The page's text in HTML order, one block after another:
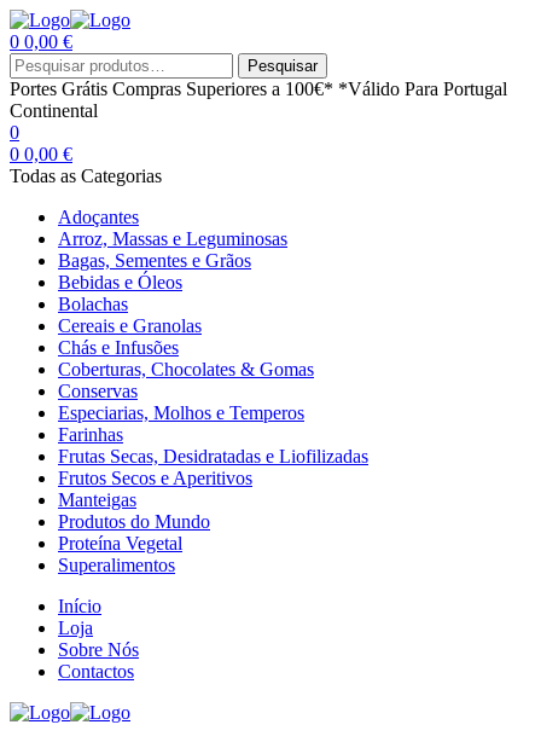
0 0,00 €
Menu
Procurar
por:
Pesquisar
Portes Grátis Compras Superiores a 100€* *Válido Para Portugal
Continental
0
0 0,00 €
Todas as Categorias
Adoçantes
Arroz, Massas e Leguminosas
Bagas, Sementes e Grãos
Bebidas e Óleos
Bolachas
Cereais e Granolas
Chás e Infusões
Coberturas, Chocolates & Gomas
Conservas
Especiarias, Molhos e Temperos
Farinhas
Frutas Secas, Desidratadas e Liofilizadas
Frutos Secos e Aperitivos
Manteigas
Produtos do Mundo
Proteína Vegetal
Superalimentos
Início
Loja
Sobre Nós
Contactos